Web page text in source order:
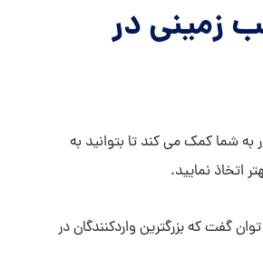
زمینی در
به شما کمک می کند تا بتوانید به
اتخاذ نمایید.
گفت که بزرگترین واردکنندگان در